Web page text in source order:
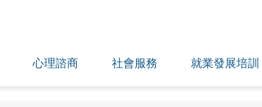
心理諮商 社會服務 就業發展培訓